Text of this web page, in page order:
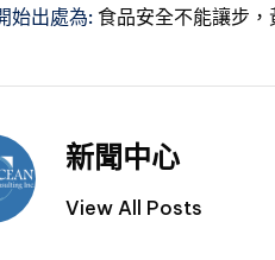
始出處為: 食品安全不能讓步
新聞中心
View All Posts